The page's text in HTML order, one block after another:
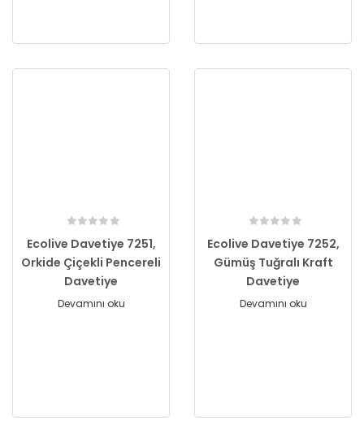
Ecolive Davetiye 7251,
Orkide Çiçekli Pencereli
Davetiye
Devamını oku
Ecolive Davetiye 7252,
Gümüş Tuğralı Kraft
Davetiye
Devamını oku